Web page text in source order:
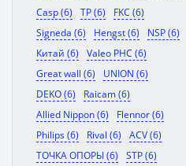
Casp (6)
TP (6)
FKC (6)
Signeda (6)
Hengst (6)
NSP (6)
Китай (6)
Valeo PHC (6)
Great wall (6)
UNION (6)
DEKO (6)
Raicam (6)
Allied Nippon (6)
Flennor (6)
Philips (6)
Rival (6)
ACV (6)
ТОЧКА ОПОРЫ (6)
STP (6)